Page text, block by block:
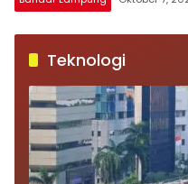
Teknologi